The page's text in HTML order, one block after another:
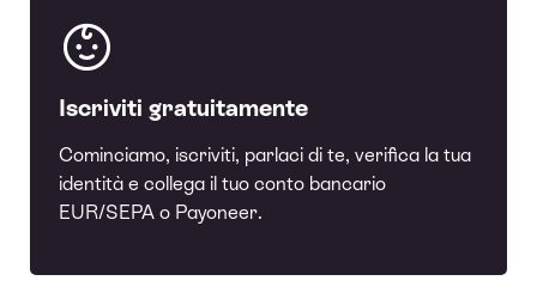
Iscriviti gratuitamente
Cominciamo, iscriviti, parlaci di te, verifica la tua
identità e collega il tuo conto bancario
EUR/SEPA o Payoneer.